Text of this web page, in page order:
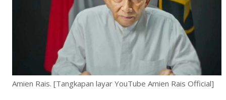
Amien Rais. [Tangkapan layar YouTube Amien Rais Official]